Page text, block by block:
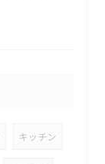
キッチン